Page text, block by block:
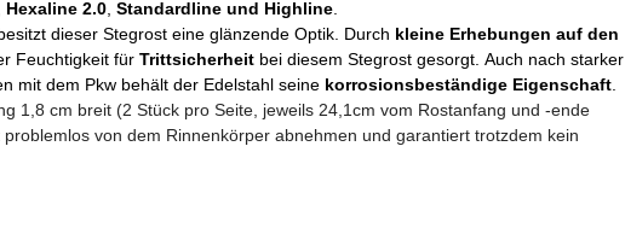
Hexaline 2.0 Standardline und Highline
dieser Stegrost eine glänzende Optik. Durch kleine Erhebungen auf den
Feuchtigkeit für Trittsicherheit bei diesem Stegrost gesorgt. Auch nach starker
mit dem Pkw behält der Edelstahl seine korrosionsbeständige Eigenschaft
1,8 cm breit (2 Stück pro Seite, jeweils 24,1cm vom Rostanfang und -ende
von dem Rinnenkörper abnehmen und garantiert trotzdem kein